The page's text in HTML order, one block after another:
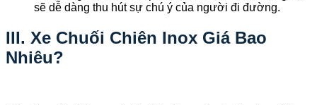
sẽ dễ dàng thu hút sự chú ý của người đi đường.
III. Xe Chuối Chiên Inox Giá Bao
Nhiêu?